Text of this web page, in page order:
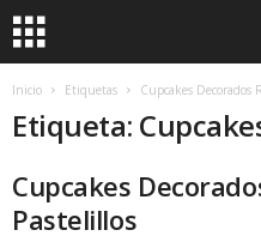
Inicio Etiquetas Cupcakes Decorados
Etiqueta:
Cupcakes
Pastelillos